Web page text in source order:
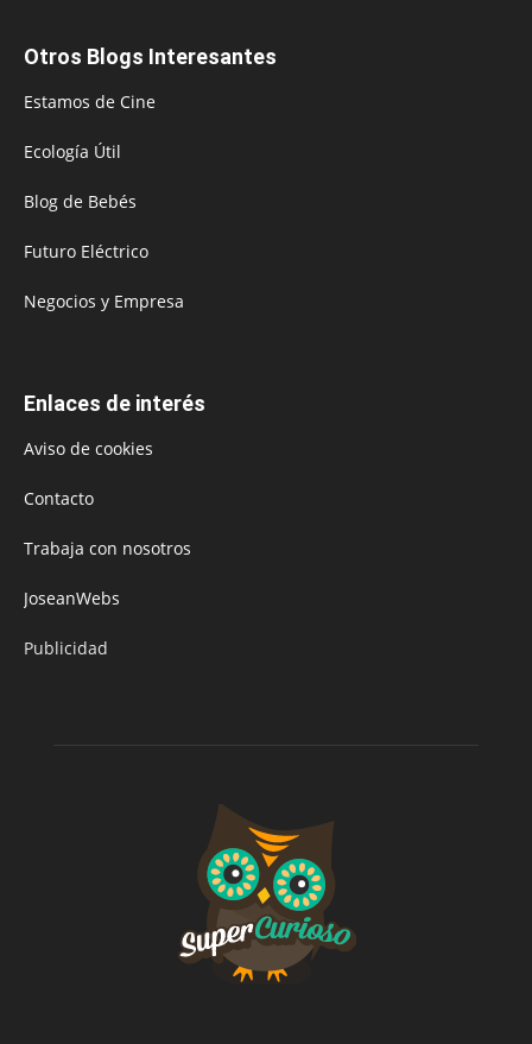
Otros Blogs Interesantes
Estamos de Cine
Ecología Útil
Blog de Bebés
Futuro Eléctrico
Negocios y Empresa
Enlaces de interés
Aviso de cookies
Contacto
Trabaja con nosotros
JoseanWebs
Publicidad